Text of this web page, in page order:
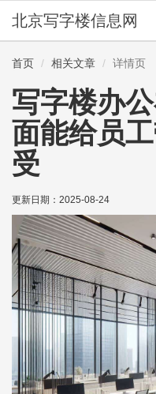
北京写字楼信息网
首页 相关文章 详情页
写字楼办
面能给员
受
更新日期： 2025-08-24